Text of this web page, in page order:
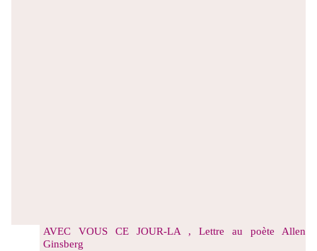
AVEC VOUS CE JOUR-LA , Lettre au poète Allen
Ginsberg